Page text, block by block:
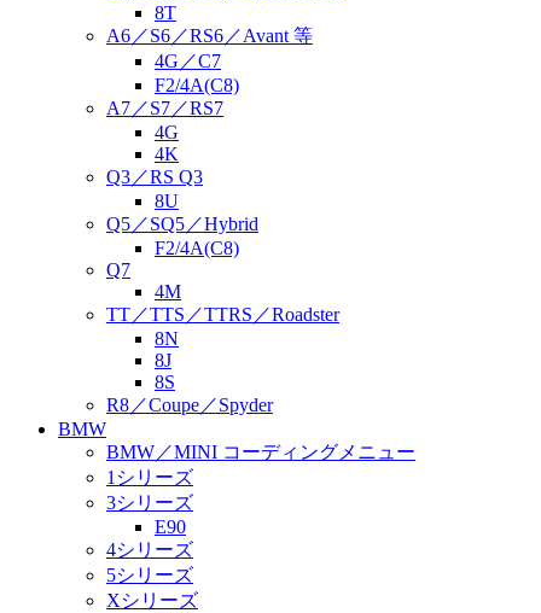
8T
A6／S6／RS6／Avant 等
4G／C7
F2/4A(C8)
A7／S7／RS7
4G
4K
Q3／RS Q3
8U
Q5／SQ5／Hybrid
F2/4A(C8)
Q7
4M
TT／TTS／TTRS／Roadster
8N
8J
8S
R8／Coupe／Spyder
BMW
BMW／MINI コーディングメニュー
1シリーズ
3シリーズ
E90
4シリーズ
5シリーズ
Xシリーズ